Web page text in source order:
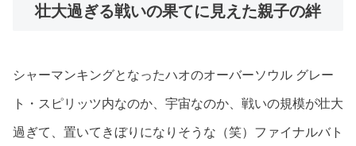
壮大過ぎる戦いの果てに見えた親子の絆
シャーマンキングとなったハオのオーバーソウル グレー
ト・スピリッツ内なのか、宇宙なのか、戦いの規模が壮大
過ぎて、置いてきぼりになりそうな（笑）ファイナルバト